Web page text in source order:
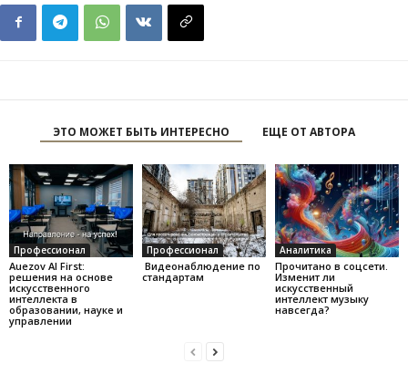
ЭТО МОЖЕТ БЫТЬ ИНТЕРЕСНО ЕЩЕ ОТ АВТОРА
Профессионал
Auezov AI First:
решения на основе
искусственного
интеллекта в
образовании, науке и
управлении
Профессионал
Видеонаблюдение по
стандартам
Аналитика
Прочитано в соцсети.
Изменит ли
искусственный
интеллект музыку
навсегда?